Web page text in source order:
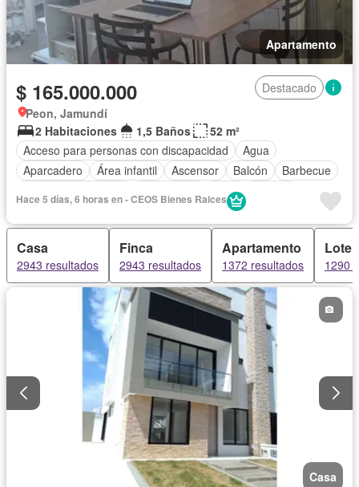
Apartamento
$ 165.000.000
Destacado
Peon, Jamundí
2 Habitaciones
1,5 Baños
52 m²
Acceso para personas con discapacidad
Agua
Aparcadero
Área infantil Ascensor Balcón
Barbecue
Patio
Hace 5 días, 6 horas en - CEOS Bienes Raices
Casa
2943 resultados
Finca
2943 resultados
Apartamento
1372 resultados
Lote
1290
Casa